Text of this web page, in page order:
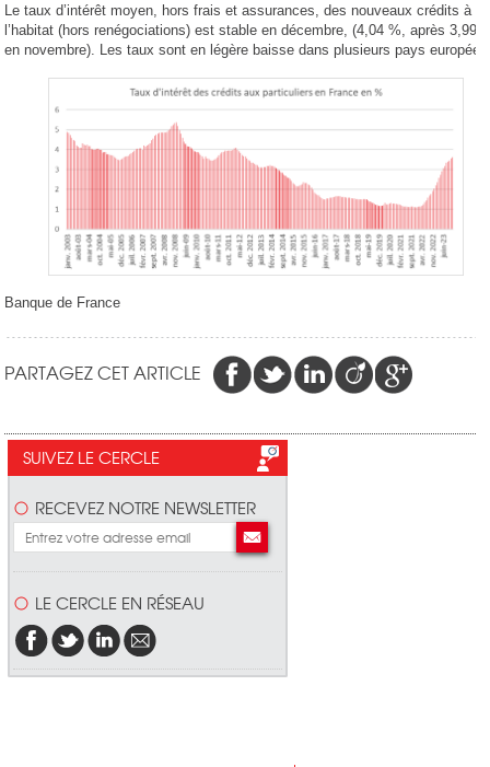
Le taux d’intérêt moyen, hors frais et assurances, des nouveaux crédits à
l’habitat (hors renégociations) est stable en décembre, (4,04 %, après 3,99
en novembre). Les taux sont en légère baisse dans plusieurs pays
Banque de France
PARTAGEZ CET ARTICLE
SUIVEZ LE CERCLE
RECEVEZ NOTRE NEWSLETTER
LE CERCLE EN RÉSEAU